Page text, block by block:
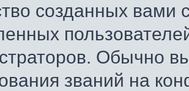
созданных
Обычно
званий на